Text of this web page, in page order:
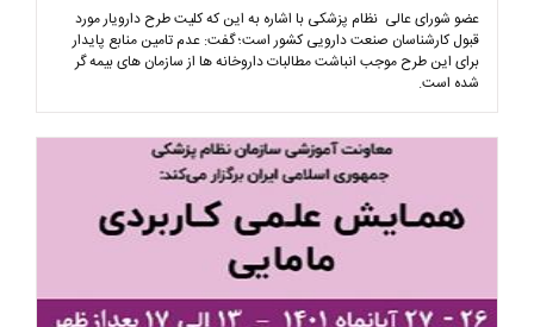
عضو شورای عالی نظام پزشکی با اشاره به این که کلیت طرح دارویار مورد
قبول کارشناسان صنعت دارویی کشور است؛ گفت: عدم تامین منابع پایدار
برای این طرح موجب انباشت مطالبات داروخانه ها از سازمان های بیمه گر
شده است.